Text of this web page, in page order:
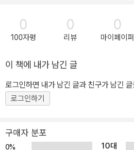
0
100자평
0
리뷰
0
마이페이퍼
이 책에 내가 남긴 글
로그인하면 내가 남긴 글과 친구가 남긴
로그인하기
구매자 분포
0% 10대